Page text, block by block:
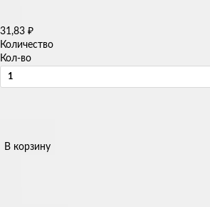
31,83 ₽
Количество
Кол-во
В корзину